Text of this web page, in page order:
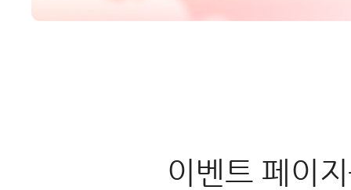
6. 장비 분실 변상금은 종합유
이벤트 페이